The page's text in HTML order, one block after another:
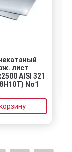
лист
AISI 321
No1